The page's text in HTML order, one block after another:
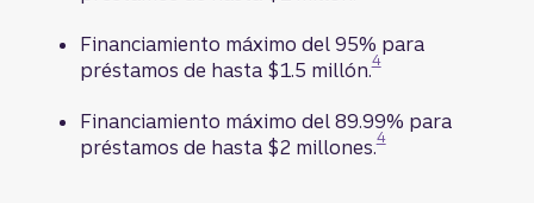
Financiamiento máximo del 95% para
préstamos de hasta $1.5 millón.
Divulgación
4
Financiamiento máximo del 89.99% para
préstamos de hasta $2 millones.
Divulgación
4